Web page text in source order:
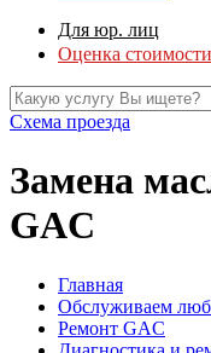
Для юр. лиц
Оценка
Схема проезда
Замена
GAC
Главная
Обслуживаем
Ремонт GAC